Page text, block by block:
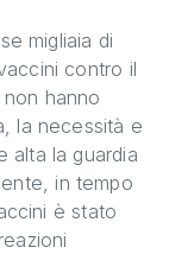
migliaia di
contro il
hanno
la necessità e
alta la guardia
in tempo
è stato